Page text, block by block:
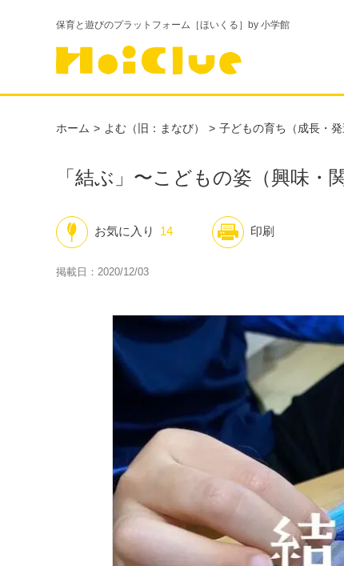
保育と遊びのプラットフォーム［ほいくる］by 小学館
ホーム よむ（旧：まなび） 子どもの育ち（成長・発
「結ぶ」〜こどもの姿（興味・
お気に入り 14 印刷
掲載日：2020/12/03